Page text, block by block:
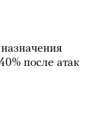
после атак